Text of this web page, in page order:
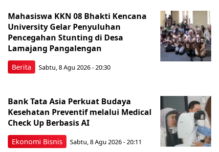
Berita
Mahasiswa KKN 08 Bhakti Kencana
University Gelar Penyuluhan
Pencegahan Stunting di Desa
Lamajang Pangalengan
Sabtu, 8 Agu 2026 - 20:30
Ekonomi Bisnis
Bank Tata Asia Perkuat Budaya
Kesehatan Preventif melalui Medical
Check Up Berbasis AI
Sabtu, 8 Agu 2026 - 20:11